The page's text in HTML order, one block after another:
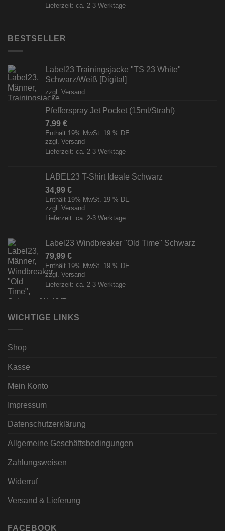
Lieferzeit: ca. 2-3 Werktage
BESTSELLER
Label23 Trainingsjacke "TS 23 White"
Schwarz/Weiß [Digital]
zzgl. Versand
Pfefferspray Jet Pocket (15ml/Strahl)
7,99 €
Enthält 19% MwSt. 19 % DE
zzgl. Versand
Lieferzeit: ca. 2-3 Werktage
LABEL23 T-Shirt Ideale Schwarz
34,99 €
Enthält 19% MwSt. 19 % DE
zzgl. Versand
Lieferzeit: ca. 2-3 Werktage
Label23 Windbreaker "Old Time" Schwarz
79,99 €
Enthält 19% MwSt. 19 % DE
zzgl. Versand
Lieferzeit: ca. 2-3 Werktage
WICHTIGE LINKS
Shop
Kasse
Mein Konto
Impressum
Datenschutzerklärung
Allgemeine Geschäftsbedingungen
Zahlungsweisen
Widerruf
Versand & Lieferung
FACEBOOK